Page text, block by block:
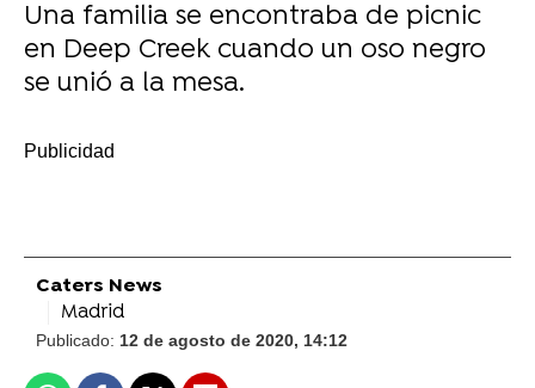
Una familia se encontraba de picnic
en Deep Creek cuando un oso negro
se unió a la mesa.
Caters News
Madrid
Publicado: 12 de agosto de 2020, 14:12